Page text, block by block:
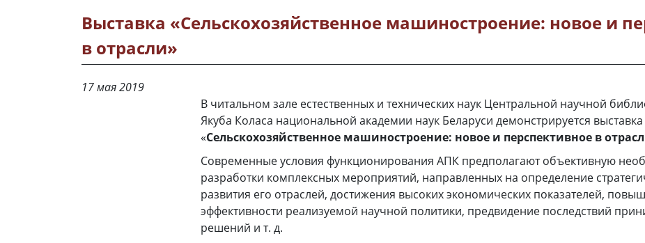
Выставка «Сельскохозяйственное машиностроение: новое и
в отрасли»
17 мая 2019
В читальном зале естественных и технических наук Центральной научной
Якуба Коласа национальной академии наук Беларуси демонстрируется выставка
«Сельскохозяйственное машиностроение: новое и перспективное в
Современные условия функционирования АПК предполагают объективную
разработки комплексных мероприятий, направленных на определение
развития его отраслей, достижения высоких экономических показателей,
эффективности реализуемой научной политики, предвидение последствий
решений и т. д.